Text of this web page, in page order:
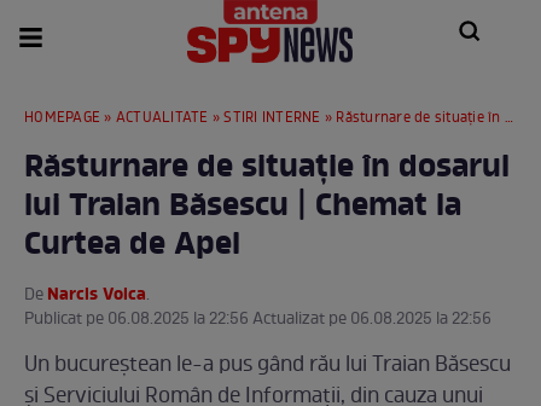
HOMEPAGE » ACTUALITATE »STIRI INTERNE » Răsturnare de situație în dosarul lui Traian Băsescu | Chemat la Curtea de Apel
Răsturnare de situație în dosarul
lui Traian Băsescu | Chemat la
Curtea de Apel
DeNarcis Voica.
Publicat pe 06.08.2025 la 22:56 Actualizat pe 06.08.2025 la 22:56
Un bucureștean le-a pus gând rău lui Traian Băsescu
și Serviciului Român de Informații, din cauza unui